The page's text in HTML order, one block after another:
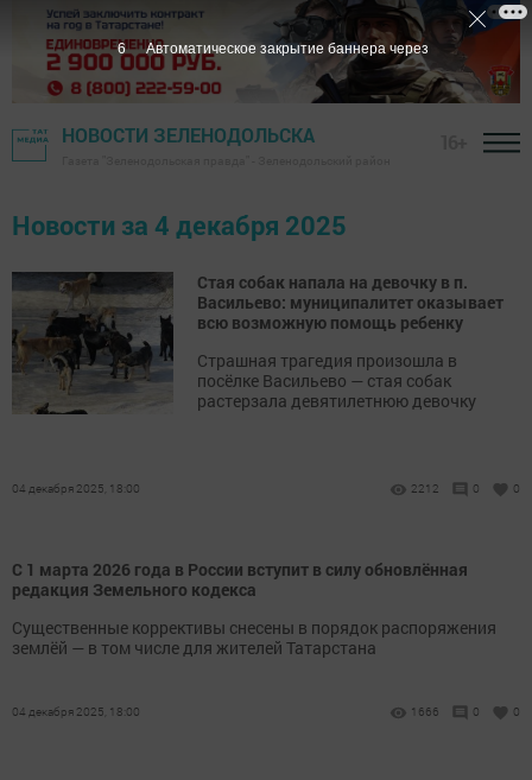
НОВОСТИ ЗЕЛЕНОДОЛЬСКА
Новости за 4 декабря 2025
Стая собак напала на девочку в п.
Васильево: муниципалитет оказывает
всю возможную помощь ребенку
Страшная трагедия произошла в
посёлке Васильево — стая собак
растерзала девятилетнюю девочку
04 декабря 2025, 18:00 2212 0 0
С 1 марта 2026 года в России вступит в силу обновлённая
редакция Земельного кодекса
Существенные коррективы снесены в порядок распоряжения
землёй — в том числе для жителей Татарстана
04 декабря 2025, 18:00 1666 0 0
5 Автоматическое закрытие баннера через